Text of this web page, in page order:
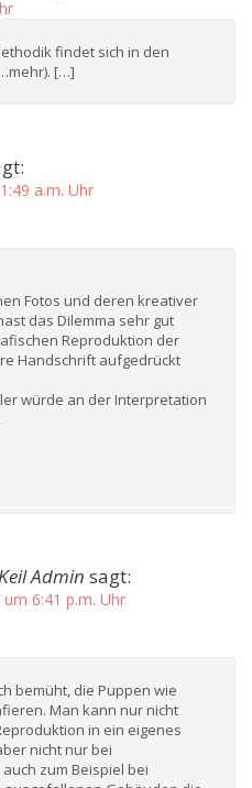
findet sich in den
[…]
a.m. Uhr
Fotos und deren kreativer
das Dilemma sehr gut
Reproduktion der
Handschrift aufgedrückt
würde an der Interpretation
Admin sagt:
um 6:41 p.m. Uhr
bemüht, die Puppen wie
Man kann nur nicht
in ein eigenes
nicht nur bei
zum Beispiel bei